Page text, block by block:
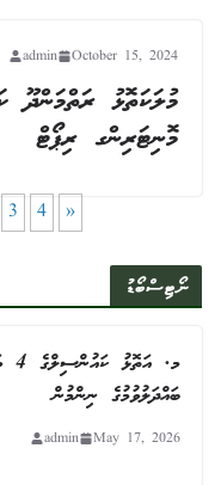
October 15, 2024
admin
މޮނިޓަރިންގ ރިޕޯޓް
3 4 »
ނޯޓިސްބޯޑު
ބައްދަލުވުމުގެ ނިންމުން
May 17, 2026
admin